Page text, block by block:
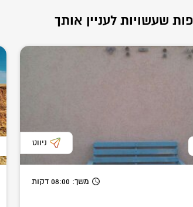
שעשויות לעניין אותך
ניווט
משך: 08:00 דקות